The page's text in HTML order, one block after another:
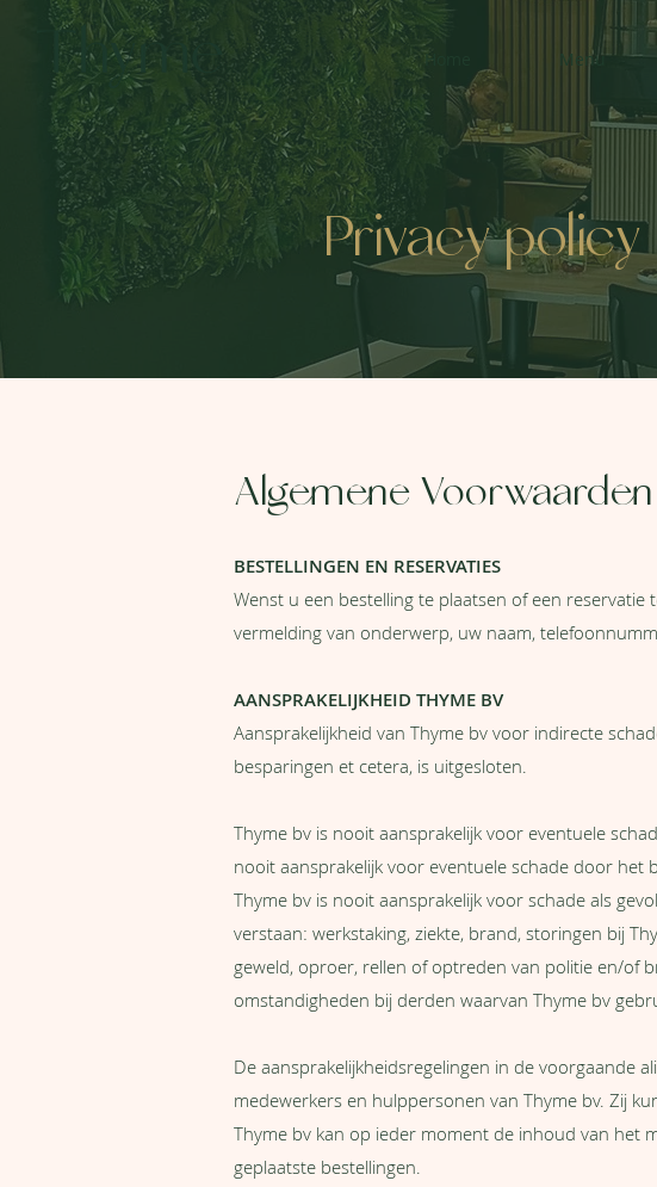
Home Menu
Privacy
Algemene Voorwaarden
BESTELLINGEN EN RESERVATIES
Wenst u een bestelling te plaatsen of een reservatie
vermelding van onderwerp, uw naam,
AANSPRAKELIJKHEID THYME BV
Aansprakelijkheid van Thyme bv voor indirecte
besparingen et cetera, is uitgesloten.
Thyme bv is nooit aansprakelijk voor eventuele
nooit aansprakelijk voor eventuele schade door het
Thyme bv is nooit aansprakelijk voor schade als
verstaan: werkstaking, ziekte, brand, storingen bij
geweld, oproer, rellen of optreden van politie en/of
omstandigheden bij derden waarvan Thyme bv
De aansprakelijkheidsregelingen in de voorgaande
medewerkers en hulppersonen van Thyme bv. Zij
Thyme bv kan op ieder moment de inhoud van het
geplaatste bestellingen.